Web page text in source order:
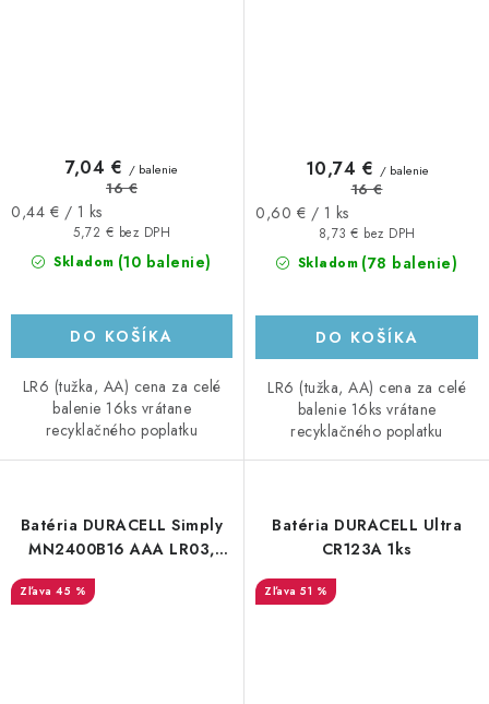
Skladom (10 balenie)
5,72 € bez DPH
7,04 € / balenie
16 €
Jednotková
0,44 € / 1 ks
DO KOŠÍKA
LR6 (tužka, AA) cena za celé
balenie 16ks vrátane
recyklačného poplatku
Skladom (78 balenie)
8,73 € bez DPH
10,74 € / balenie
16 €
Jednotková
0,60 € / 1 ks
DO KOŠÍKA
LR6 (tužka, AA) cena za celé
balenie 16ks vrátane
recyklačného poplatku
Batéria DURACELL Simply
MN2400B16 AAA LR03,
45 %
Batéria DURACELL Ultra
CR123A 1ks
51 %